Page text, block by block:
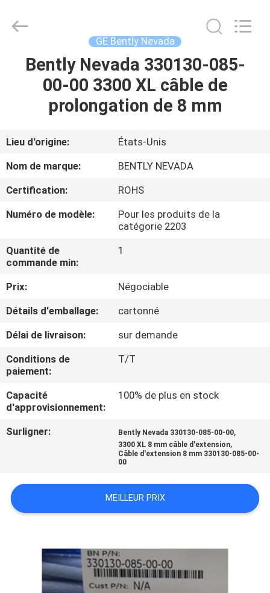
MAISON
PRODUITS
À
DE
NOUS
VISITE
DE
CONTRÔLE
DE
LA
QUALITÉ
CONTACTER
NOUVELLES
DEMANDEZ
UN DEVIS
INDUSTRY
GE Bently Nevada
Bently Nevada 330130-085-
00-00 3300 XL câble de
prolongation de 8 mm
Lieu d'origine:
États-Unis
Nom de marque:
BENTLY NEVADA
Certification:
ROHS
Numéro de modèle:
Pour les produits de la
catégorie 2203
Quantité de
commande min:
1
Prix:
Négociable
Détails d'emballage:
cartonné
Délai de livraison:
sur demande
Conditions de
paiement:
T/T
Capacité
d'approvisionnement:
100% de plus en stock
Surligner: Bently Nevada 330130-085-00-00,
3300 XL 8 mm câble d'extension,
Câble d'extension 8 mm 330130-085-00-
00
MEILLEUR PRIX